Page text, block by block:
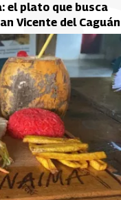
el plato que busca
Vicente del Caguán